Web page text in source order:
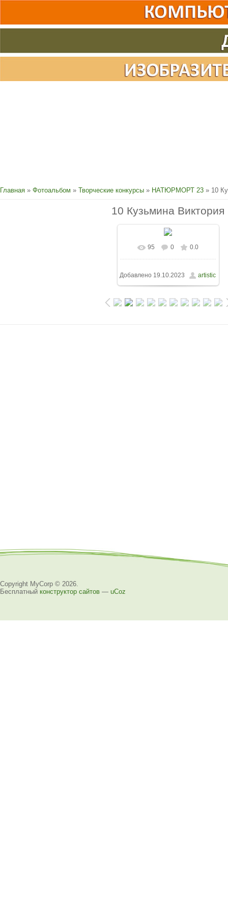
Главная » Фотоальбом » Творческие конкурсы » НАТЮРМОРТ 23 » 10
10 Кузьмина Виктория
95 0 0.0
Добавлено 19.10.2023 artistic
Copyright MyCorp © 2026
Бесплатный конструктор сайтов — uCoz